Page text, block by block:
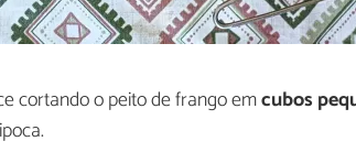
cortando o peito de frango emcubos